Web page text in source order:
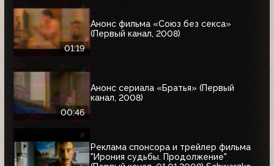
01:19
Анонс фильма «Союз без секса»
(Первый канал, 2008)
00:46
Анонс сериала «Братья» (Первый
канал, 2008)
Реклама спонсора и трейлер фильма
"Ирония судьбы. Продолжение"